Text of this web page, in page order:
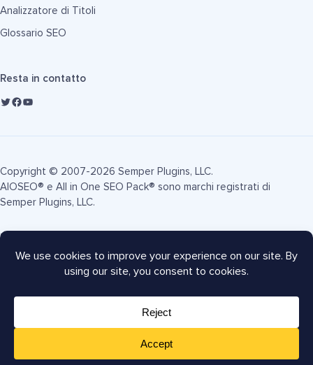
Analizzatore di Titoli
Glossario SEO
Resta in contatto
Copyright © 2007-2026 Semper Plugins, LLC.
AIOSEO® e All in One SEO Pack® sono marchi registrati di
Semper Plugins, LLC.
Termini di Servizio
Mappa del sito
Coupon AIOSEO